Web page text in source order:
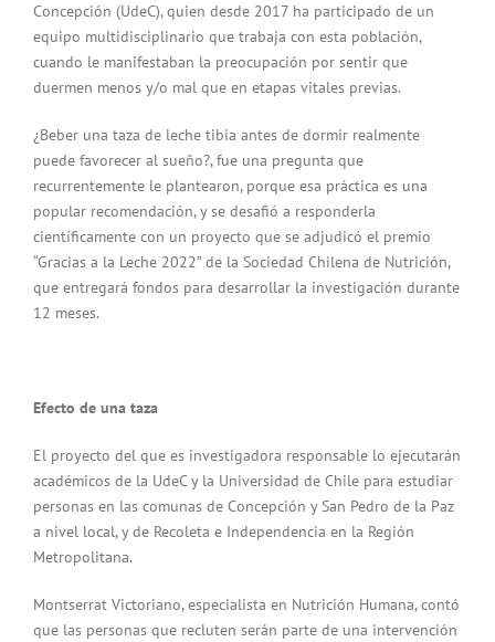
Concepción (UdeC), quien desde 2017 ha participado de un
equipo multidisciplinario que trabaja con esta población,
cuando le manifestaban la preocupación por sentir que
duermen menos y/o mal que en etapas vitales previas.
¿Beber una taza de leche tibia antes de dormir realmente
puede favorecer al sueño?, fue una pregunta que
recurrentemente le plantearon, porque esa práctica es una
popular recomendación, y se desafió a responderla
científicamente con un proyecto que se adjudicó el premio
“Gracias a la Leche 2022” de la Sociedad Chilena de Nutrición,
que entregará fondos para desarrollar la investigación durante
12 meses.
Efecto de una taza
El proyecto del que es investigadora responsable lo ejecutarán
académicos de la UdeC y la Universidad de Chile para estudiar
personas en las comunas de Concepción y San Pedro de la Paz
a nivel local, y de Recoleta e Independencia en la Región
Metropolitana.
Montserrat Victoriano, especialista en Nutrición Humana, contó
que las personas que recluten serán parte de una intervención